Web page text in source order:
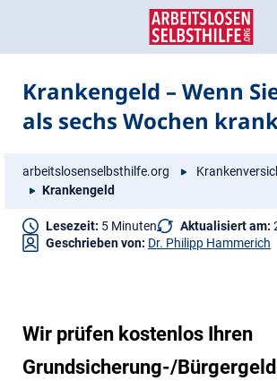
Krankengeld – Wenn
als sechs Wochen
arbeitslosenselbsthilfe.org
Krankengeld
Lesezeit: 5 Minuten Aktualisiert am:
Geschrieben von: Dr. Philipp Hammerich
Wir prüfen kostenlos Ihren
Grundsicherung-/